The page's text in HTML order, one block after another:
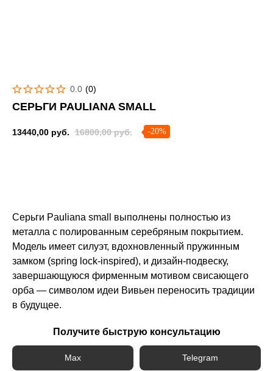
0.0 (0)
СЕРЬГИ PAULIANA SMALL
13440,00 руб. 16800,00 руб. -20%
Серьги Pauliana small выполнены полностью из
металла с полированным серебряным покрытием.
Модель имеет силуэт, вдохновленный пружинным
замком (spring lock-inspired), и дизайн-подвеску,
завершающуюся фирменным мотивом свисающего
орба — символом идеи Вивьен переносить традиции
в будущее.
Получите быструю консультацию
Max Telegram